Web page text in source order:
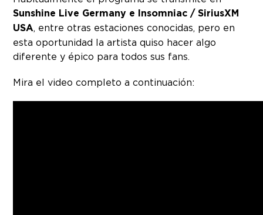
Sunshine Live Germany e Insomniac / SiriusXM
USA, entre otras estaciones conocidas, pero en
esta oportunidad la artista quiso hacer algo
diferente y épico para todos sus fans.
Mira el video completo a continuación: